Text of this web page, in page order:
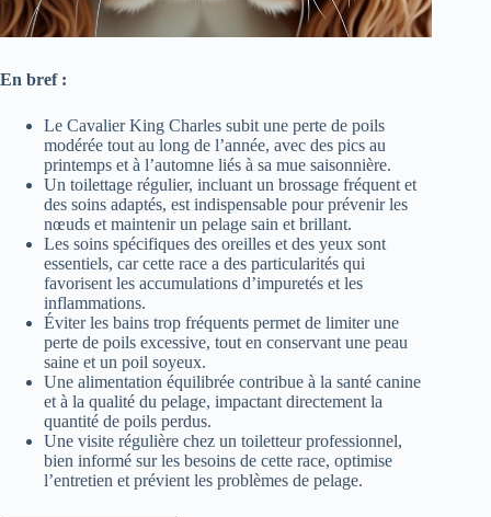
En bref :
Le Cavalier King Charles subit une perte de poils
modérée tout au long de l’année, avec des pics au
printemps et à l’automne liés à sa mue saisonnière.
Un toilettage régulier, incluant un brossage fréquent et
des soins adaptés, est indispensable pour prévenir les
nœuds et maintenir un pelage sain et brillant.
Les soins spécifiques des oreilles et des yeux sont
essentiels, car cette race a des particularités qui
favorisent les accumulations d’impuretés et les
inflammations.
Éviter les bains trop fréquents permet de limiter une
perte de poils excessive, tout en conservant une peau
saine et un poil soyeux.
Une alimentation équilibrée contribue à la santé canine
et à la qualité du pelage, impactant directement la
quantité de poils perdus.
Une visite régulière chez un toiletteur professionnel,
bien informé sur les besoins de cette race, optimise
l’entretien et prévient les problèmes de pelage.